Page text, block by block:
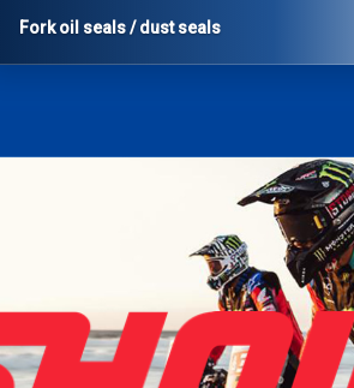
Fork oil seals / dust seals